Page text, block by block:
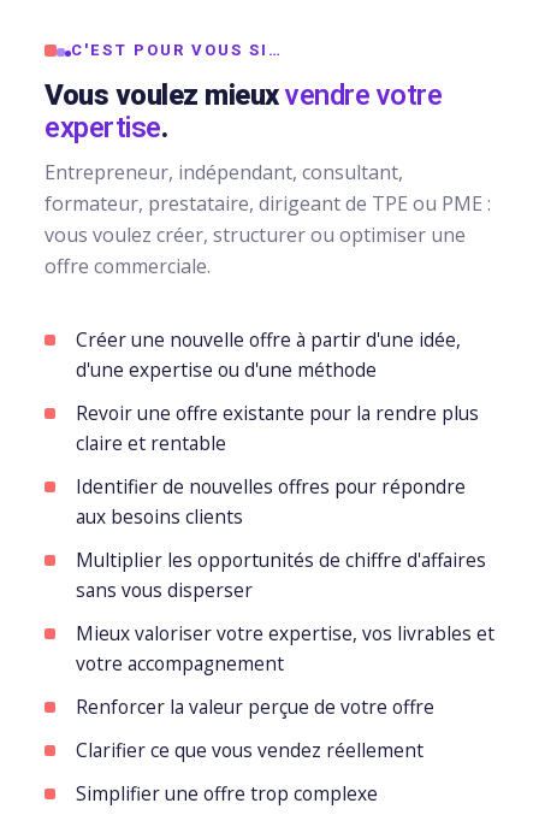
d’image
ACQUISITION
PRODUCTION
& SUPPORTS
INTELLIGENCE
ARTIFICIELLE ✨
Back
office
automatisation
& PACKS
Forfaits
Maintenance,
hébergement
&
suivi
site
web
Packs
identité
de
Packs
print
Packs
production
médias
Packs
C'EST POUR VOUS SI…
Vous voulez mieuxvendre votre
expertise.
Entrepreneur, indépendant, consultant,
formateur, prestataire, dirigeant de TPE ou PME :
vous voulez créer, structurer ou optimiser une
offre commerciale.
Créer une nouvelle offre à partir d'une idée,
d'une expertise ou d'une méthode
Revoir une offre existante pour la rendre plus
claire et rentable
Identifier de nouvelles offres pour répondre
aux besoins clients
Multiplier les opportunités de chiffre d'affaires
sans vous disperser
Mieux valoriser votre expertise, vos livrables et
votre accompagnement
Renforcer la valeur perçue de votre offre
Clarifier ce que vous vendez réellement
Simplifier une offre trop complexe